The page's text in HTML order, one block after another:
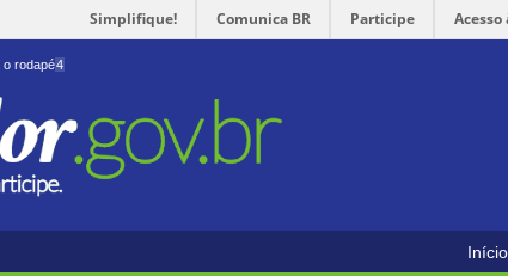
Simplifique! Comunica BR Participe
o rodapé4
Início